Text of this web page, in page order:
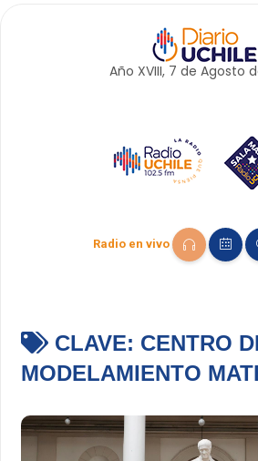
Año XVIII, 7 de Agosto
Radio en vivo
CLAVE: CENTRO
MODELAMIENTO